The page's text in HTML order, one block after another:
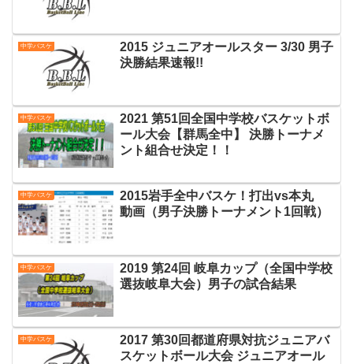
中学バスケ
2015 ジュニアオールスター 3/30 男子
決勝結果速報!!
中学バスケ
2021 第51回全国中学校バスケットボ
ール大会【群馬全中】 決勝トーナメ
ント組合せ決定！！
中学バスケ
2015岩手全中バスケ！打出vs本丸
動画（男子決勝トーナメント1回戦）
中学バスケ
2019 第24回 岐阜カップ（全国中学校
選抜岐阜大会）男子の試合結果
中学バスケ
2017 第30回都道府県対抗ジュニアバ
スケットボール大会 ジュニアオール